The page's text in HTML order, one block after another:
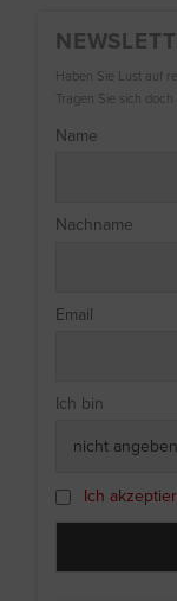
Haben Sie Lust auf
Tragen Sie sich
Name
Nachname
Email
Ich bin
Ich